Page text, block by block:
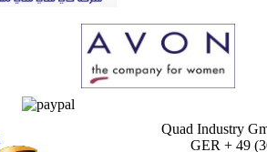
Quad Industry
GER + 49